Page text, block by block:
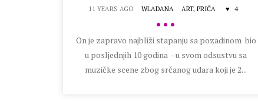
11 YEARS AGO WLADANA ART,PRIČA 4
•••
On je zapravo najbliži stapanju sa pozadinom bio
u posljednjih 10 godina - u svom odsustvu sa
muzičke scene zbog srčanog udara koji je 2...